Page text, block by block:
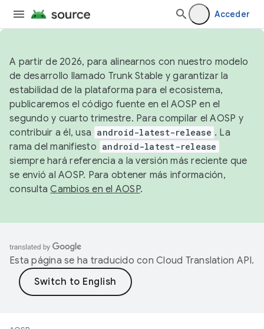
Acceder
A partir de 2026, para alinearnos con nuestro modelo
de desarrollo llamado Trunk Stable y garantizar la
estabilidad de la plataforma para el ecosistema,
publicaremos el código fuente en el AOSP en el
segundo y cuarto trimestre. Para compilar el AOSP y
contribuir a él, usa android-latest-release . La
rama del manifiesto android-latest-release
siempre hará referencia a la versión más reciente que
se envió al AOSP. Para obtener más información,
consultaCambios en el AOSP.
Esta página se ha traducido con Cloud Translation API.